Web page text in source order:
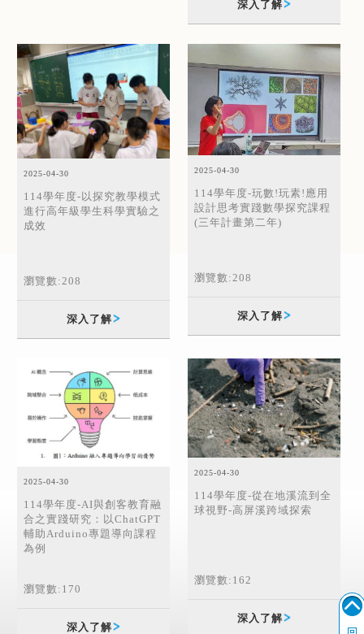
深入了解
2025-04-30
114學年度-以探究教學模式
進行高年級學生科學實驗之
成效
瀏覽數:208
深入了解
2025-04-30
114學年度-玩數!玩素!應用
設計思考實踐數學探究課程
(三年計畫第二年)
瀏覽數:208
深入了解
2025-04-30
114學年度-AI與創客教育融
合之實踐研究：以ChatGPT
輔助Arduino專題導向課程
為例
瀏覽數:170
深入了解
2025-04-30
114學年度-從在地溪流到全
球視野-高屏溪跨域探索
瀏覽數:162
深入了解